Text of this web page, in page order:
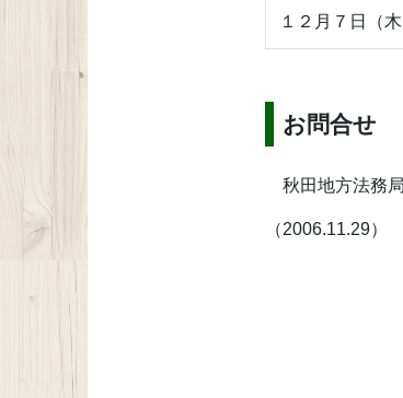
１２月７日（木
お問合せ
秋田地方法務
（2006.11.29）